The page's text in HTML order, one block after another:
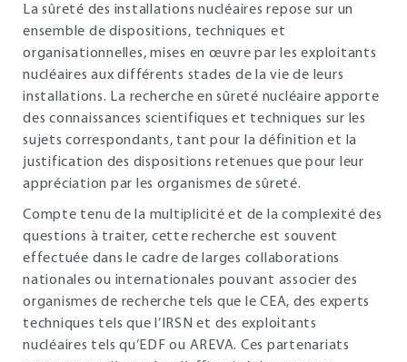
La sûreté des installations nucléaires repose sur un
ensemble de dispositions, techniques et
organisationnelles, mises en œuvre par les exploitants
nucléaires aux différents stades de la vie de leurs
installations. La recherche en sûreté nucléaire apporte
des connaissances scientifiques et techniques sur les
sujets correspondants, tant pour la définition et la
justification des dispositions retenues que pour leur
appréciation par les organismes de sûreté.
Compte tenu de la multiplicité et de la complexité des
questions à traiter, cette recherche est souvent
effectuée dans le cadre de larges collaborations
nationales ou internationales pouvant associer des
organismes de recherche tels que le CEA, des experts
techniques tels que l’IRSN et des exploitants
nucléaires tels qu’EDF ou AREVA. Ces partenariats